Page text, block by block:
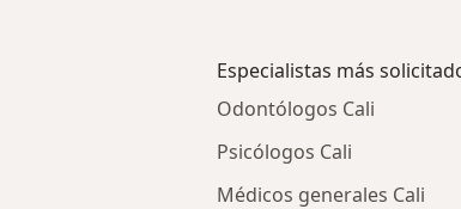
Especialistas más
Odontólogos Cali
Psicólogos Cali
Médicos generales Cali